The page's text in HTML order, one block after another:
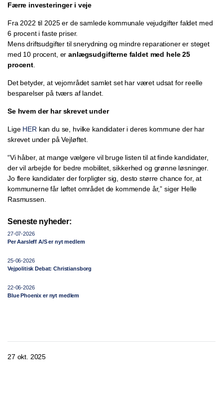
Færre investeringer i veje
Fra 2022 til 2025 er de samlede kommunale vejudgifter faldet med
6 procent i faste priser.
Mens driftsudgifter til snerydning og mindre reparationer er steget
med 10 procent, eranlægsudgifterne faldet med hele 25
procent.
Det betyder, at vejområdet samlet set har været udsat for reelle
besparelser på tværs af landet.
Se hvem der har skrevet under
Lige HER kan du se, hvilke kandidater i deres kommune der har
skrevet under på Vejløftet.
“Vi håber, at mange vælgere vil bruge listen til at finde kandidater,
der vil arbejde for bedre mobilitet, sikkerhed og grønne løsninger.
Jo flere kandidater der forpligter sig, desto større chance for, at
kommunerne får løftet området de kommende år,” siger Helle
Rasmussen.
Seneste nyheder:
27-07-2026
Per Aarsleff A/S er nyt medlem
25-06-2026
Vejpolitisk Debat: Christiansborg
22-06-2026
Blue Phoenix er nyt medlem
27 okt. 2025